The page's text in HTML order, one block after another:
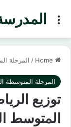
Menu
/ المرحلة
المرحلة المتوسطة
توزيع